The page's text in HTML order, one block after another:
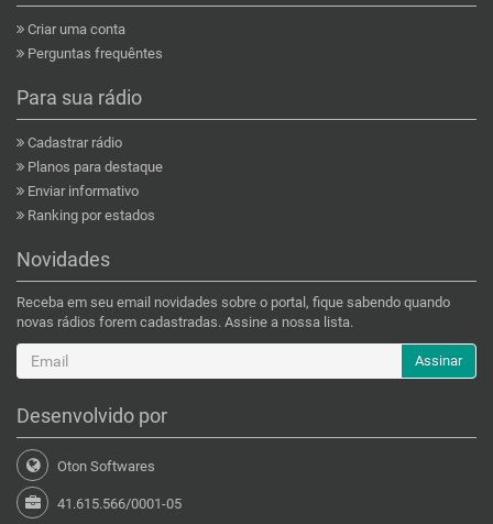
Criar uma conta
Perguntas frequêntes
Para sua rádio
Cadastrar rádio
Planos para destaque
Enviar informativo
Ranking por estados
Novidades
Receba em seu email novidades sobre o portal, fique sabendo quando
novas rádios forem cadastradas. Assine a nossa lista.
Assinar
Desenvolvido por
Oton Softwares
41.615.566/0001-05